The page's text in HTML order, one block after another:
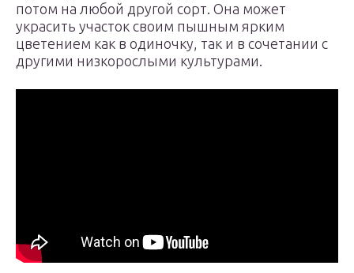
потом на любой другой сорт. Она может
украсить участок своим пышным ярким
цветением как в одиночку, так и в сочетании с
другими низкорослыми культурами.